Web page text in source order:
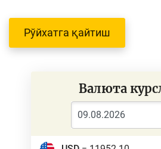
Рўйхатга қайтиш
Валюта